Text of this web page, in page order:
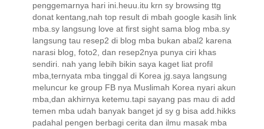
penggemarnya hari ini.heuu.itu krn sy browsing ttg
donat kentang,nah top result di mbah google kasih link
mba.sy langsung love at first sight sama blog mba.sy
langsung tau resep2 di blog mba bukan abal2 karena
narasi blog, foto2, dan resep2nya punya ciri khas
sendiri. nah yang lebih bikin saya kaget liat profil
mba,ternyata mba tinggal di Korea jg.saya langsung
meluncur ke group FB nya Muslimah Korea nyari akun
mba,dan akhirnya ketemu.tapi sayang pas mau di add
temen mba udah banyak banget jd sy g bisa add.hikks
padahal pengen berbagi cerita dan ilmu masak mba